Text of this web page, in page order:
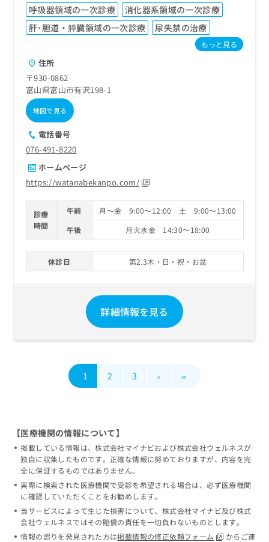
呼吸器領域の一次診療
消化器系領域の一次診療
肝･胆道・膵臓領域の一次診療
尿失禁の治療
もっと見る
住所
〒930-0862
富山県富山市有沢198-1
地図で見る
電話番号
076-491-8220
ホームページ
https://watanabekanpo.com/
診療
時間
午前
月～金 9:00～12:00 土 9:00～13:00
午後
月火水金 14:30～18:00
休診日 第2.3木・日・祝・お盆
詳細情報を見る
1 2 3 › »
【医療機関の情報について】
掲載している情報は、株式会社マイナビおよび株式会社ウェルネスが
独自に収集したものです。正確な情報に努めておりますが、内容を完
全に保証するものではありません。
実際に検索された医療機関で受診を希望される場合は、必ず医療機関
に確認していただくことをお勧めします。
当サービスによって生じた損害について、株式会社マイナビ及び株式
会社ウェルネスではその賠償の責任を一切負わないものとします。
情報の誤りを発見された方は掲載情報の修正依頼フォーム
からご連